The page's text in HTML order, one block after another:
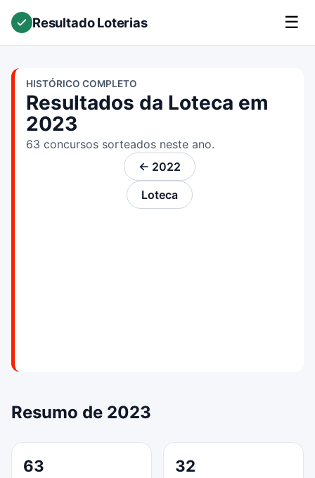
Resultado Loterias ☰
HISTÓRICO COMPLETO
Resultados da Loteca em
2023
63 concursos sorteados neste ano.
← 2022
Loteca
Resumo de 2023
63 32